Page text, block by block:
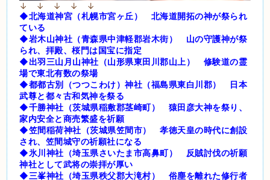
↓ ↓ ↓ ↓ ↓
◆北海道神宮（札幌市宮ヶ丘） 北海道開拓の神が祭られ
ている
◆岩木山神社（青森県中津軽郡岩木街） 山の守護神が祭
られ、拝殿、桜門は国宝に指定
◆出羽三山月山神社（山形県東田川郡山上） 修験道の霊
場で東北有数の祭場
◆都都古別（つつこわけ）神社（福島県東白川郡） 日本
武尊と都々古和気神を祭る
◆千勝神社（茨城県稲敷郡茎崎町） 猿田彦大神を祭り、
家内安全と商売繁盛を祈願
◆笠間稲荷神社（茨城県笠間市） 孝徳天皇の時代に創設
され、笠間城守の祈願社になる
◆氷川神社（埼玉県さいたま市高鼻町） 反賊討伐の祈願
神社として武将の崇拝が厚い
◆三峯神社（埼玉県秩父郡大滝村） 俗塵を離れた修行者